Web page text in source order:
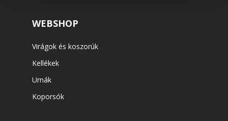
WEBSHOP
Virágok és koszorúk
Kellékek
Urnák
Koporsók